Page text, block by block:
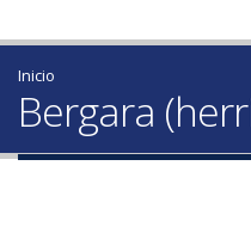
Inicio
Bergara